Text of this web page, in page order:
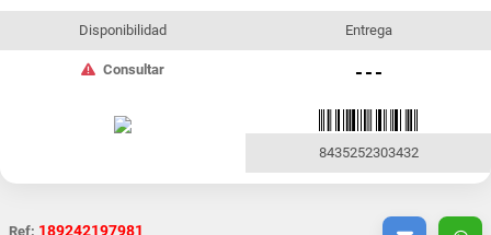
Disponibilidad
Consultar
Entrega
- - -
8435252303432
Ref: 189242197981